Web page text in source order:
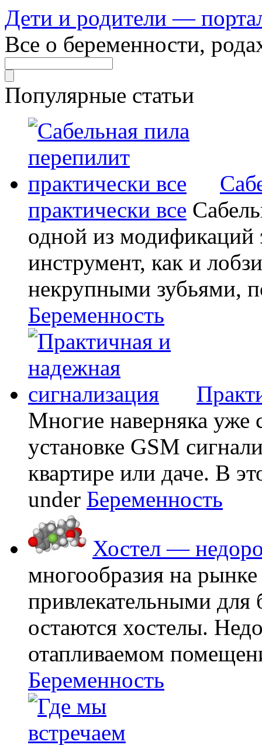
Дети и родители —
Все о беременности,
Популярные статьи
практически все
одной из модификаций
инструмент, как и
некрупными зубьями,
Беременность
Многие наверняка уже
установке GSM
квартире или даче. В
under Беременность
Хостел —
многообразия на
привлекательными
остаются хостелы.
отапливаемом
Беременность